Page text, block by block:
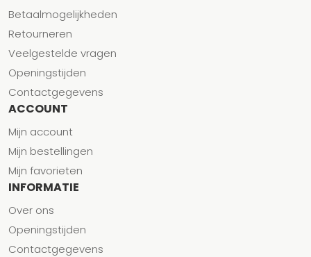
Betaalmogelijkheden
Retourneren
Veelgestelde vragen
Openingstijden
Contactgegevens
ACCOUNT
Mijn account
Mijn bestellingen
Mijn favorieten
INFORMATIE
Over ons
Openingstijden
Contactgegevens